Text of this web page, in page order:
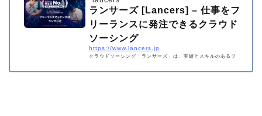
ランサーズ [Lancers] – 仕事をフ
リーランスに発注できるクラウド
ソーシング
https://www.lancers.jp
クラウドソーシング「ランサーズ」は、実績とスキルのあるフ